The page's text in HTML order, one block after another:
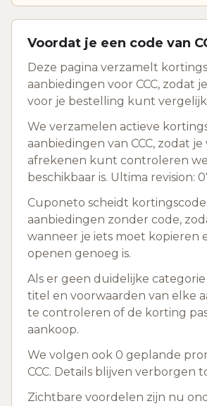
Voordat je een code van
Deze pagina verzamelt
aanbiedingen voor CCC, zodat
voor je bestelling kunt
We verzamelen actieve
aanbiedingen van CCC, zodat
afrekenen kunt controleren
beschikbaar is. Ultima revision:
Cuponeto scheidt
aanbiedingen zonder code,
wanneer je iets moet kopieren
openen genoeg is.
Als er geen duidelijke
titel en voorwaarden van elke
te controleren of de korting
aankoop.
We volgen ook 0 geplande
CCC. Details blijven verborgen
Zichtbare voordelen zijn nu